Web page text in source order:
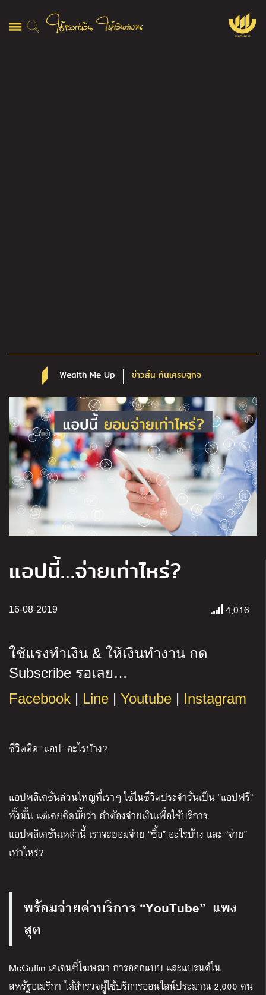
Wealth Me Up ข่าวสั้น ทันเศรษฐกิจ
แอปนี้…จ่ายเท่าไหร่?
16-08-2019 4,016
ใช้แรงทำเงิน & ให้เงินทำงาน กด
Subscribe รอเลย…
Facebook | Line | Youtube | Instagram
ชีวิตติด “แอป” อะไรบ้าง?
แอปพลิเคชันส่วนใหญ่ที่เราๆ ใช้ในชีวิตประจำวันเป็น “แอปฟรี”
ทั้งนั้น แต่เคยคิดมั้ยว่า ถ้าต้องจ่ายเงินเพื่อใช้บริการ
แอปพลิเคชันเหล่านี้ เราจะยอมจ่าย “ซื้อ” อะไรบ้าง และ “จ่าย”
เท่าไหร่?
พร้อมจ่ายค่าบริการ“YouTube” แพง
สุด
McGuffin เอเจนซี่โฆษณา การออกแบบ และแบรนด์ใน
สหรัฐอเมริกา ได้สำรวจผู้ใช้บริการออนไลน์ประมาณ 2,000 คน